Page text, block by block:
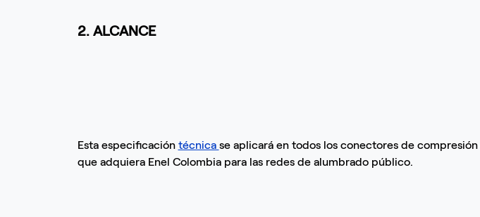
2. ALCANCE
Esta especificación técnica se aplicará en todos los conectores de compresión
que adquiera Enel Colombia para las redes de alumbrado público.